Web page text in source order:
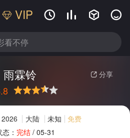
VIP    
 分享
雨霖铃
2026 大陆 未知
免费
： 完结/ 05-31